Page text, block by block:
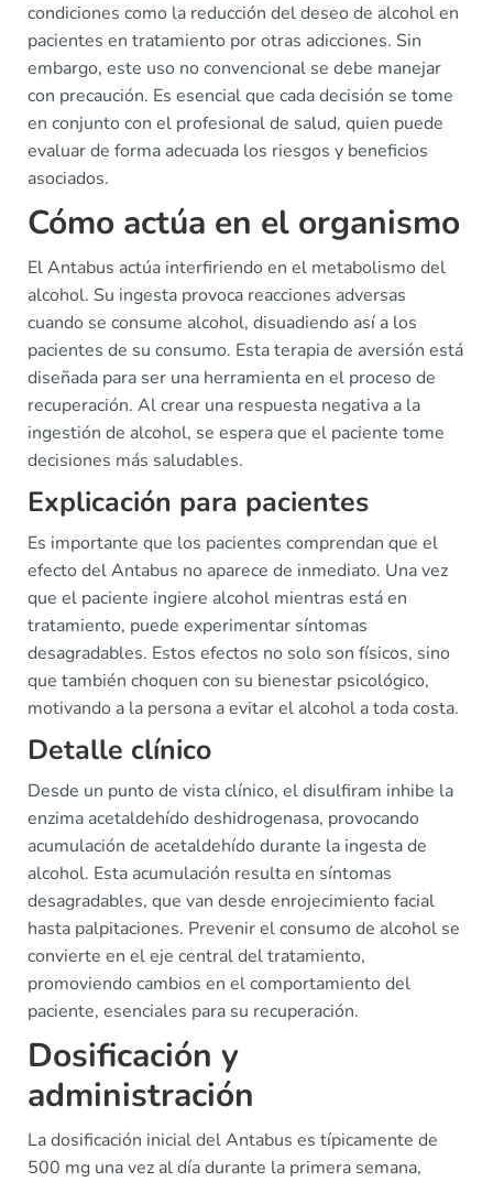
condiciones como la reducción del deseo de alcohol en
pacientes en tratamiento por otras adicciones. Sin
embargo, este uso no convencional se debe manejar
con precaución. Es esencial que cada decisión se tome
en conjunto con el profesional de salud, quien puede
evaluar de forma adecuada los riesgos y beneficios
asociados.
Cómo actúa en el organismo
El Antabus actúa interfiriendo en el metabolismo del
alcohol. Su ingesta provoca reacciones adversas
cuando se consume alcohol, disuadiendo así a los
pacientes de su consumo. Esta terapia de aversión está
diseñada para ser una herramienta en el proceso de
recuperación. Al crear una respuesta negativa a la
ingestión de alcohol, se espera que el paciente tome
decisiones más saludables.
Explicación para pacientes
Es importante que los pacientes comprendan que el
efecto del Antabus no aparece de inmediato. Una vez
que el paciente ingiere alcohol mientras está en
tratamiento, puede experimentar síntomas
desagradables. Estos efectos no solo son físicos, sino
que también choquen con su bienestar psicológico,
motivando a la persona a evitar el alcohol a toda costa.
Detalle clínico
Desde un punto de vista clínico, el disulfiram inhibe la
enzima acetaldehído deshidrogenasa, provocando
acumulación de acetaldehído durante la ingesta de
alcohol. Esta acumulación resulta en síntomas
desagradables, que van desde enrojecimiento facial
hasta palpitaciones. Prevenir el consumo de alcohol se
convierte en el eje central del tratamiento,
promoviendo cambios en el comportamiento del
paciente, esenciales para su recuperación.
Dosificación y
administración
La dosificación inicial del Antabus es típicamente de
500 mg una vez al día durante la primera semana,